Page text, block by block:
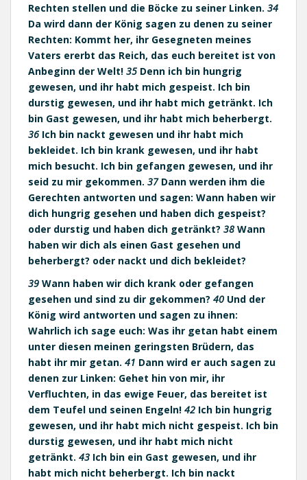
Rechten stellen und die Böcke zu seiner Linken. 34
Da wird dann der König sagen zu denen zu seiner
Rechten: Kommt her, ihr Gesegneten meines
Vaters ererbt das Reich, das euch bereitet ist von
Anbeginn der Welt! 35 Denn ich bin hungrig
gewesen, und ihr habt mich gespeist. Ich bin
durstig gewesen, und ihr habt mich getränkt. Ich
bin Gast gewesen, und ihr habt mich beherbergt.
36 Ich bin nackt gewesen und ihr habt mich
bekleidet. Ich bin krank gewesen, und ihr habt
mich besucht. Ich bin gefangen gewesen, und ihr
seid zu mir gekommen. 37Dann werden ihm die
Gerechten antworten und sagen: Wann haben wir
dich hungrig gesehen und haben dich gespeist?
oder durstig und haben dich getränkt? 38 Wann
haben wir dich als einen Gast gesehen und
beherbergt? oder nackt und dich bekleidet?
39 Wann haben wir dich krank oder gefangen
gesehen und sind zu dir gekommen? 40 Und der
König wird antworten und sagen zu ihnen:
Wahrlich ich sage euch: Was ihr getan habt einem
unter diesen meinen geringsten Brüdern, das
habt ihr mir getan. 41 Dann wird er auch sagen zu
denen zur Linken: Gehet hin von mir, ihr
Verfluchten, in das ewige Feuer, das bereitet ist
dem Teufel und seinen Engeln! 42 Ich bin hungrig
gewesen, und ihr habt mich nicht gespeist. Ich bin
durstig gewesen, und ihr habt mich nicht
getränkt. 43 Ich bin ein Gast gewesen, und ihr
habt mich nicht beherbergt. Ich bin nackt